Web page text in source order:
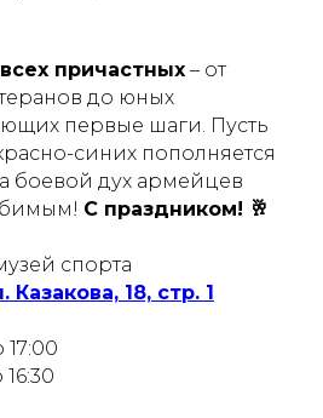
причастных – от
до юных
первые шаги. Пусть
синих пополняется
боевой дух армейцев
С праздником! 🥂
спорта
Казакова, 18, стр. 1
17:00
16:30